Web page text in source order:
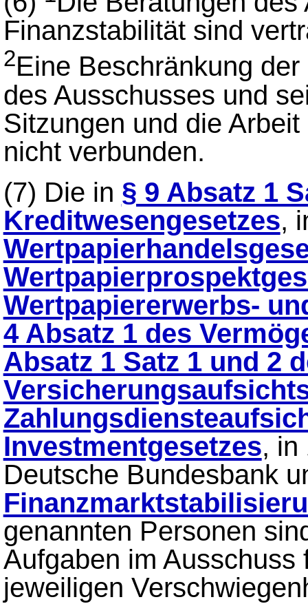
Finanzstabilität sind
2Eine Beschränkung
des Ausschusses und
Sitzungen und die
nicht verbunden.
(7) Die in § 9 Absatz 1
Kreditwesengesetzes,
Wertpapiererwerbs-
4 Absatz 1 des
Absatz 1 Satz 1 und 2
Investmentgesetzes, in
Deutsche Bundesbank
genannten Personen
Aufgaben im
jeweiligen